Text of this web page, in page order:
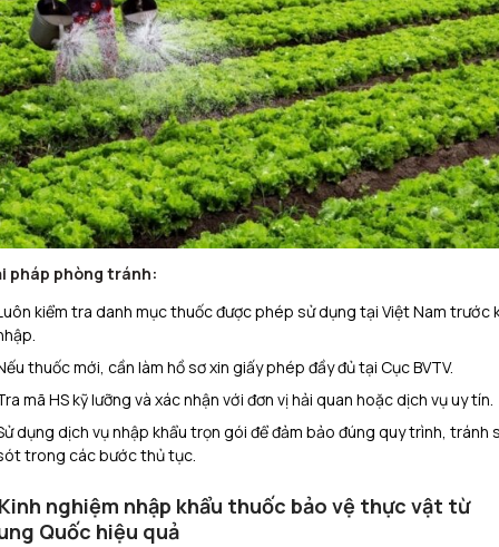
pháp phòng tránh:
kiểm tra danh mục thuốc được phép sử dụng tại Việt Nam trước
thuốc mới, cần làm hồ sơ xin giấy phép đầy đủ tại Cục BVTV.
mã HS kỹ lưỡng và xác nhận với đơn vị hải quan hoặc dịch vụ uy tín.
dụng dịch vụ nhập khẩu trọn gói để đảm bảo đúng quy trình, tránh
trong các bước thủ tục.
nghiệm nhập khẩu thuốc bảo vệ thực vật từ
Quốc hiệu quả